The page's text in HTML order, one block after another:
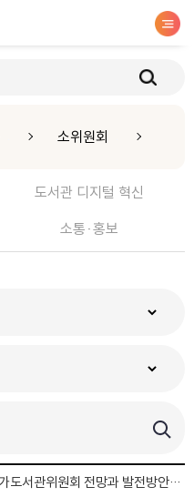
소위원회
도서관 디지털 혁신
소통·홍보
제7기 전략기획소위 주관, 정책과제(국가도서관위원회 전망과 발전방안) TF 5차 회의